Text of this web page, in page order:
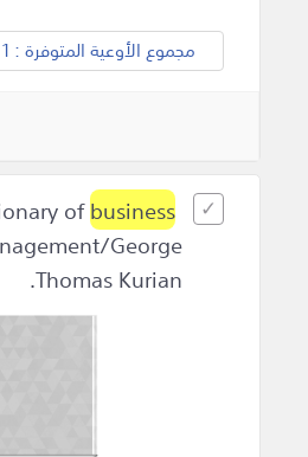
مجموع الأوعية المتوفرة : 1
business
George
Thomas Kurian.